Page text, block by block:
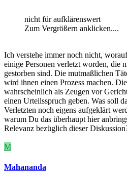
nicht für aufklärenswert
Zum Vergrößern anklicken....
Ich verstehe immer noch nicht,
einige Personen verletzt worden, die
gestorben sind. Die mutmaßlichen
wird ihnen einen Prozess machen.
wahrscheinlich als Zeugen vor
einen Urteilsspruch geben. Was soll
Verletzten noch eigens aufgeklärt
warum Du das überhaupt hier
Relevanz bezüglich dieser
M
Mahananda